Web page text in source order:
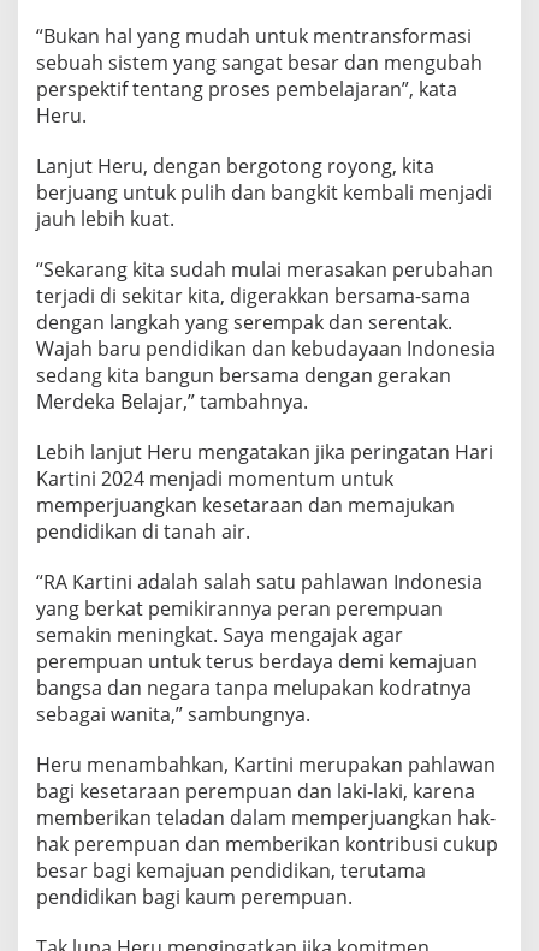
i
S
e
B
e
u
a
n
g
U
n
u
P
u
l
h
a
n
n
g
k
t
M
e
n
j
a
d
i
“Bukan hal yang mudah untuk mentransformasi
sebuah sistem yang sangat besar dan mengubah
perspektif tentang proses pembelajaran”, kata
Heru.
Lanjut Heru, dengan bergotong royong, kita
berjuang untuk pulih dan bangkit kembali menjadi
jauh lebih kuat.
“Sekarang kita sudah mulai merasakan perubahan
terjadi di sekitar kita, digerakkan bersama-sama
dengan langkah yang serempak dan serentak.
Wajah baru pendidikan dan kebudayaan Indonesia
sedang kita bangun bersama dengan gerakan
Merdeka Belajar,” tambahnya.
Lebih lanjut Heru mengatakan jika peringatan Hari
Kartini 2024 menjadi momentum untuk
memperjuangkan kesetaraan dan memajukan
pendidikan di tanah air.
“RA Kartini adalah salah satu pahlawan Indonesia
yang berkat pemikirannya peran perempuan
semakin meningkat. Saya mengajak agar
perempuan untuk terus berdaya demi kemajuan
bangsa dan negara tanpa melupakan kodratnya
sebagai wanita,” sambungnya.
Heru menambahkan, Kartini merupakan pahlawan
bagi kesetaraan perempuan dan laki-laki, karena
memberikan teladan dalam memperjuangkan hak-
hak perempuan dan memberikan kontribusi cukup
besar bagi kemajuan pendidikan, terutama
pendidikan bagi kaum perempuan.